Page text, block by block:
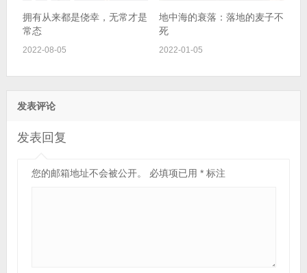
拥有从来都是侥幸，无常才是
常态
2022-08-05
地中海的衰落：落地的麦子不
死
2022-01-05
发表评论
发表回复
您的邮箱地址不会被公开。 必填项已用 *标注